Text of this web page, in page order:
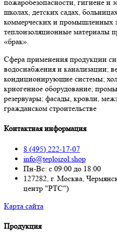
пожаробезопасности, гигиене и
школах, детских садах,
коммерческих и промышленных
теплоизоляционные материалы
«брак».
Сфера применения продукции
водоснабжения и канализации;
кондиционирующие системы;
криогенное оборудование;
резервуары; фасады, кровли,
гражданском строительстве
Контактная информация
8 (495) 222-17-07
info@teploizol.shop
Пн-Вс: с 09:00 до 18:00
127282, г. Москва,
центр "РТС")
Карта сайта
Продукция